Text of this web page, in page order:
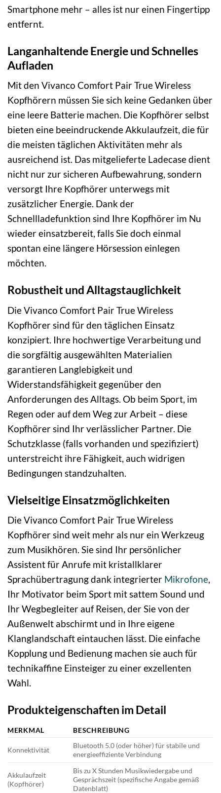
Smartphone mehr – alles ist nur einen Fingertipp
entfernt.
Langanhaltende Energie und Schnelles
Aufladen
Mit den Vivanco Comfort Pair True Wireless
Kopfhörern müssen Sie sich keine Gedanken über
eine leere Batterie machen. Die Kopfhörer selbst
bieten eine beeindruckende Akkulaufzeit, die für
die meisten täglichen Aktivitäten mehr als
ausreichend ist. Das mitgelieferte Ladecase dient
nicht nur zur sicheren Aufbewahrung, sondern
versorgt Ihre Kopfhörer unterwegs mit
zusätzlicher Energie. Dank der
Schnellladefunktion sind Ihre Kopfhörer im Nu
wieder einsatzbereit, falls Sie doch einmal
spontan eine längere Hörsession einlegen
möchten.
Robustheit und Alltagstauglichkeit
Die Vivanco Comfort Pair True Wireless
Kopfhörer sind für den täglichen Einsatz
konzipiert. Ihre hochwertige Verarbeitung und
die sorgfältig ausgewählten Materialien
garantieren Langlebigkeit und
Widerstandsfähigkeit gegenüber den
Anforderungen des Alltags. Ob beim Sport, im
Regen oder auf dem Weg zur Arbeit – diese
Kopfhörer sind Ihr verlässlicher Partner. Die
Schutzklasse (falls vorhanden und spezifiziert)
unterstreicht ihre Fähigkeit, auch widrigen
Bedingungen standzuhalten.
Vielseitige Einsatzmöglichkeiten
Die Vivanco Comfort Pair True Wireless
Kopfhörer sind weit mehr als nur ein Werkzeug
zum Musikhören. Sie sind Ihr persönlicher
Assistent für Anrufe mit kristallklarer
Sprachübertragung dank integrierter Mikrofone,
Ihr Motivator beim Sport mit sattem Sound und
Ihr Wegbegleiter auf Reisen, der Sie von der
Außenwelt abschirmt und in Ihre eigene
Klanglandschaft eintauchen lässt. Die einfache
Kopplung und Bedienung machen sie auch für
technikaffine Einsteiger zu einer exzellenten
Wahl.
Produkteigenschaften im Detail
MERKMAL BESCHREIBUNG
Konnektivität
Bluetooth 5.0 (oder höher) für stabile und
energieeffiziente Verbindung
Akkulaufzeit
(Kopfhörer)
Bis zu X Stunden Musikwiedergabe und
Gesprächszeit (spezifische Angabe gemäß
Datenblatt)